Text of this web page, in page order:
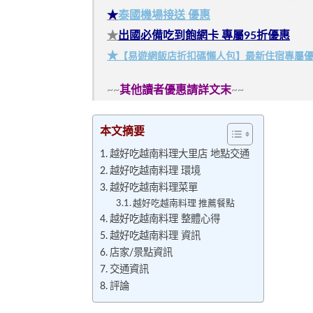
★泰國機場接送 優惠
★出國必備吃到飽網卡 專屬95折優惠
★ 【易遊網飯店折扣碼懶人包】最新住宿專屬
~~其他讀者優惠請詳文末~~
本文摘要
越好吃越南料理大里店 地點交通
越好吃越南料理 環境
越好吃越南料理菜單
越好吃越南料理 推薦餐點
越好吃越南料理 整體心得
越好吃越南料理 資訊
店家/景點資訊
交通資訊
評論